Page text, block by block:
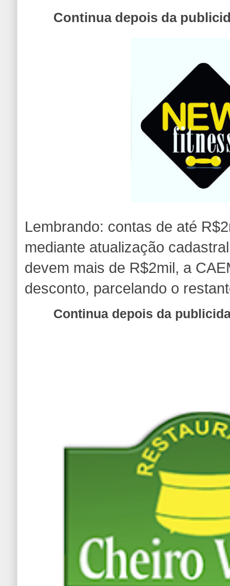
Continua depois da
Lembrando: contas de até
mediante atualização
devem mais de R$2mil, a
desconto, parcelando o
Continua depois da